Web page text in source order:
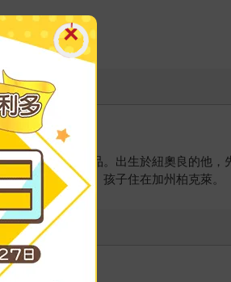
果》等經典作品。出生於紐奧良的他，
，目前與太太、孩子住在加州柏克萊。